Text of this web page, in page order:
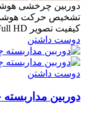
تشخیص حرکت
کیفیت تصویر Full HD ارتباط دوطرفه صوتی چرخش 360 درجه
دوست داشتن
دوست داشتن
دوربین مداربسته